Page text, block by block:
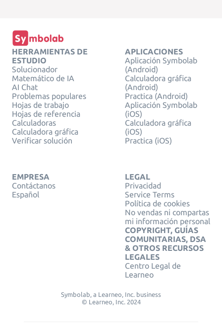
HERRAMIENTAS DE
ESTUDIO
Solucionador
Matemático de IA
AI Chat
Problemas populares
Hojas de trabajo
Hojas de referencia
Calculadoras
Calculadora gráfica
Verificar solución
APLICACIONES
Aplicación Symbolab
(Android)
Calculadora gráfica
(Android)
Practica (Android)
Aplicación Symbolab
(iOS)
Calculadora gráfica
(iOS)
Practica (iOS)
EMPRESA
Contáctanos
Español
LEGAL
Privacidad
Service Terms
Política de cookies
No vendas ni compartas
mi información personal
COPYRIGHT, GUÍAS
COMUNITARIAS, DSA
& OTROS RECURSOS
LEGALES
Centro Legal de
Learneo
Symbolab, a Learneo, Inc. business
© Learneo, Inc. 2024